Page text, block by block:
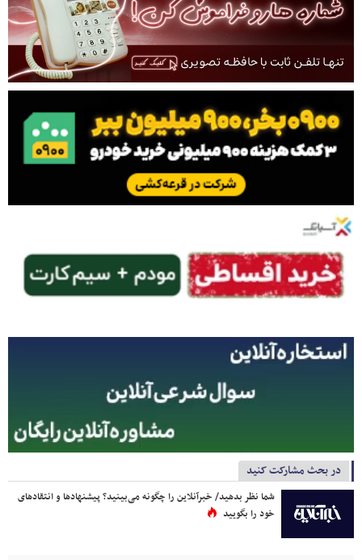
در بحث مشارکت کنید
شما نظر بدهید/ خبرآنلاین را چگونه می‌بینید؟ پیشنهادها و انتقادهای
خود را بگویید